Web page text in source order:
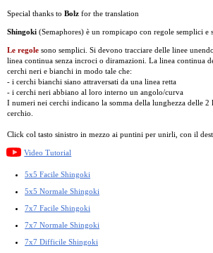
Special thanks to Bolz for the translation
Shingoki (Semaphores) è un rompicapo con regole semplici e
Le regole sono semplici. Si devono tracciare delle linee
linea continua senza incroci o diramazioni. La linea continua
cerchi neri e bianchi in modo tale che:
- i cerchi bianchi siano attraversati da una linea retta
- i cerchi neri abbiano al loro interno un angolo/curva
I numeri nei cerchi indicano la somma della lunghezza delle 2
cerchio.
Click col tasto sinistro in mezzo ai puntini per unirli, con il
Video Tutorial
5x5 Facile Shingoki
5x5 Normale Shingoki
7x7 Facile Shingoki
7x7 Normale Shingoki
7x7 Difficile Shingoki